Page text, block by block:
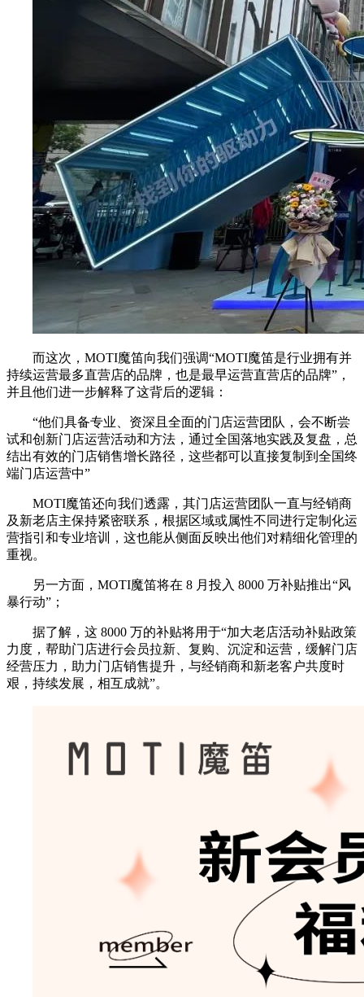
而这次，MOTI魔笛向我们强调“MOTI魔笛是行业拥有并
持续运营最多直营店的品牌，也是最早运营直营店的品牌”，
并且他们进一步解释了这背后的逻辑：
“他们具备专业、资深且全面的门店运营团队，会不断尝
试和创新门店运营活动和方法，通过全国落地实践及复盘，总
结出有效的门店销售增长路径，这些都可以直接复制到全国终
端门店运营中”
MOTI魔笛还向我们透露，其门店运营团队一直与经销商
及新老店主保持紧密联系，根据区域或属性不同进行定制化运
营指引和专业培训，这也能从侧面反映出他们对精细化管理的
重视。
另一方面，MOTI魔笛将在 8 月投入 8000 万补贴推出“风
暴行动”；
据了解，这 8000 万的补贴将用于“加大老店活动补贴政策
力度，帮助门店进行会员拉新、复购、沉淀和运营，缓解门店
经营压力，助力门店销售提升，与经销商和新老客户共度时
艰，持续发展，相互成就”。